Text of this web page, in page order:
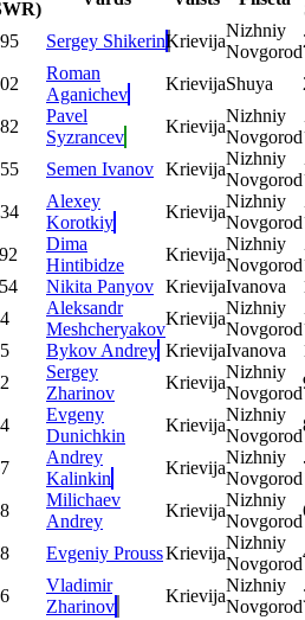
Sergey ShikerinKrievija
Nizhniy
Novgorod
Roman
Aganichev
KrievijaShuya
Pavel
Syzrancev
Krievija
Nizhniy
Novgorod
Semen Ivanov Krievija
Nizhniy
Novgorod
Alexey
Korotkiy
Krievija
Nizhniy
Novgorod
Dima
Hintibidze
Krievija
Nizhniy
Novgorod
Nikita Panyov KrievijaIvanova
Aleksandr
Meshcheryakov
Krievija
Nizhniy
Novgorod
Bykov Andrey KrievijaIvanova
Sergey
Zharinov
Krievija
Nizhniy
Novgorod
Evgeny
Dunichkin
Krievija
Nizhniy
Novgorod
Andrey
Kalinkin
Krievija
Nizhniy
Novgorod
Milichaev
Andrey
Krievija
Nizhniy
Novgorod
Evgeniy ProussKrievija
Nizhniy
Novgorod
Vladimir
Zharinov
Krievija
Nizhniy
Novgorod